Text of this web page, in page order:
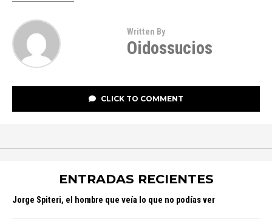
Written By
Oidossucios
CLICK TO COMMENT
ENTRADAS RECIENTES
Jorge Spiteri, el hombre que veía lo que no podías ver